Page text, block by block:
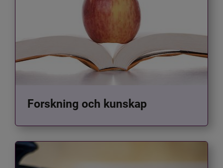
Forskning och kunskap